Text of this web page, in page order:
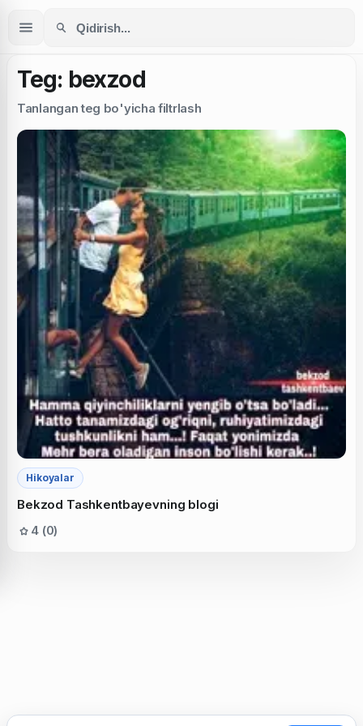
Teg: bexzod
Tanlangan teg bo'yicha filtrlash
Hikoyalar
Bekzod Tashkentbayevning blogi
4 (0)